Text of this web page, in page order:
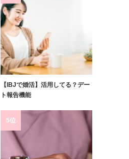
【IBJで婚活】活用してる？デー
ト報告機能
5位